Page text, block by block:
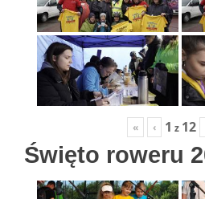
« ‹ 1 z 12
Święto roweru